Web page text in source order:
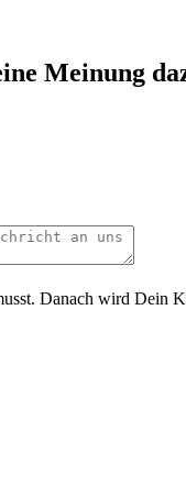
Meinung
Danach wird Dein